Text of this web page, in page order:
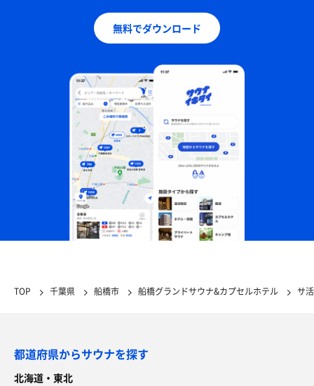
無料でダウンロード
TOP 千葉県 船橋市 船橋グランドサウナ&カプセルホテル サ
都道府県からサウナを探す
北海道・東北